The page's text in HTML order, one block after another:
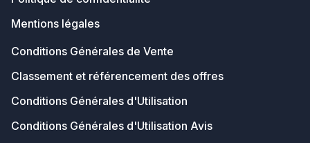
Mentions légales
Conditions Générales de Vente
Classement et référencement des offres
Conditions Générales d'Utilisation
Conditions Générales d'Utilisation Avis